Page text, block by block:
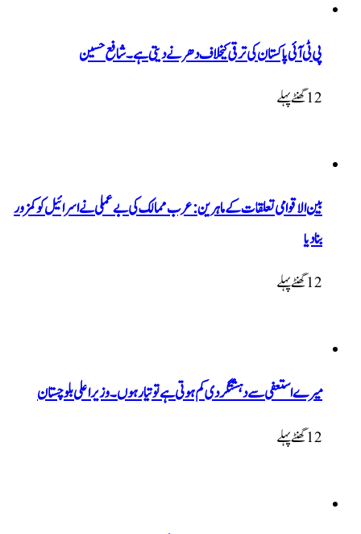
پی ٹی آئی پاکستان کی ترقی کیخلاف دھرنے دیتی ہے۔ شافع حسین
12 گھنٹےپہلے
بین الاقوامی تعلقات کے ماہرین: عرب ممالک کی بے عملی نے اسرائیل کو کمزور
بنا دیا
12 گھنٹےپہلے
میرے استعفی سے دہشتگردی کم ہوتی ہے تو تیار ہوں۔ وزیراعلی بلوچستان
12 گھنٹےپہلے